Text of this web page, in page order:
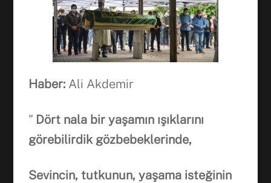
Haber: Ali Akdemir
” Dört nala bir yaşamın ışıklarını
görebilirdik gözbebeklerinde,
Sevincin, tutkunun, yaşama isteğinin